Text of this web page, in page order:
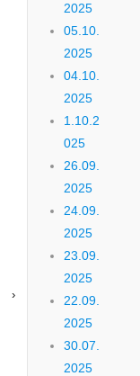
›
2025
05.10.
2025
04.10.
2025
1.10.2
025
26.09.
2025
24.09.
2025
23.09.
2025
22.09.
2025
30.07.
2025